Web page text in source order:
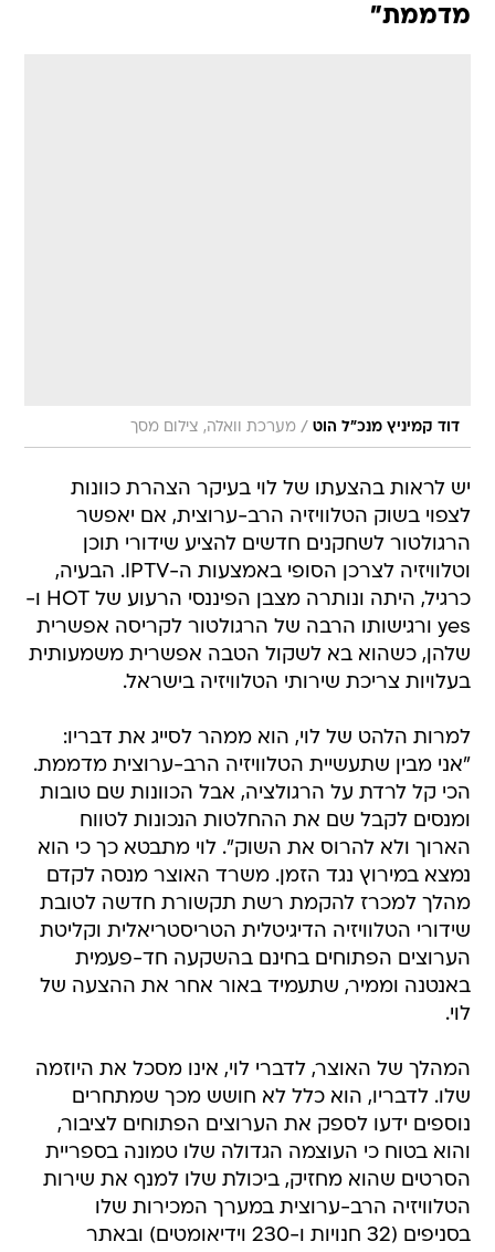
מדממת"
דוד קמיניץ מנכ"ל הוט / מערכת וואלה, צילום מסך
יש לראות בהצעתו של לוי בעיקר הצהרת כוונות
לצפוי בשוק הטלוויזיה הרב-ערוצית, אם יאפשר
הרגולטור לשחקנים חדשים להציע שידורי תוכן
וטלוויזיה לצרכן הסופי באמצעות ה-IPTV. הבעיה,
כרגיל, היתה ונותרה מצבן הפיננסי הרעוע של HOT ו-
yes ורגישותו הרבה של הרגולטור לקריסה אפשרית
שלהן, כשהוא בא לשקול הטבה אפשרית משמעותית
בעלויות צריכת שירותי הטלוויזיה בישראל.
למרות הלהט של לוי, הוא ממהר לסייג את דבריו:
"אני מבין שתעשיית הטלוויזיה הרב-ערוצית מדממת.
הכי קל לרדת על הרגולציה, אבל הכוונות שם טובות
ומנסים לקבל שם את ההחלטות הנכונות לטווח
הארוך ולא להרוס את השוק". לוי מתבטא כך כי הוא
נמצא במירוץ נגד הזמן. משרד האוצר מנסה לקדם
מהלך למכרז להקמת רשת תקשורת חדשה לטובת
שידורי הטלוויזיה הדיגיטלית הטריסטריאלית וקליטת
הערוצים הפתוחים בחינם בהשקעה חד-פעמית
באנטנה וממיר, שתעמיד באור אחר את ההצעה של
לוי.
המהלך של האוצר, לדברי לוי, אינו מסכל את היוזמה
שלו. לדבריו, הוא כלל לא חושש מכך שמתחרים
נוספים ידעו לספק את הערוצים הפתוחים לציבור,
והוא בטוח כי העוצמה הגדולה שלו טמונה בספריית
הסרטים שהוא מחזיק, ביכולת שלו למנף את שירות
הטלוויזיה הרב-ערוצית במערך המכירות שלו
בסניפים (32 חנויות ו-230 וידיאומטים) ובאתר